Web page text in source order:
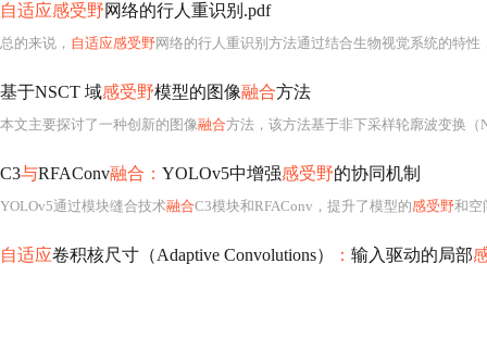
自适应感受野网络的行人重识别.pdf
总的来说， 自适应感受野网络的行人重识别方法通过结合生物视觉系统的特性
基于NSCT 域感受野模型的图像融合方法
本文主要探讨了一种创新的图像融合方法，该方法基于非下采样轮廓波变换（Non-
C3与RFAConv融合： YOLOv5中增强感受野的协同机制
YOLOv5通过模块缝合技术融合C3模块和RFAConv，提升了模型的感受野和空间特
自适应卷积核尺寸（Adaptive Convolutions） ： 输入驱动的局部